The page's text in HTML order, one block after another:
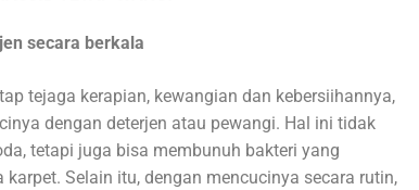
secara berkala
tejaga kerapian, kewangian dan kebersiihannya,
dengan deterjen atau pewangi. Hal ini tidak
tetapi juga bisa membunuh bakteri yang
karpet. Selain itu, dengan mencucinya secara rutin,